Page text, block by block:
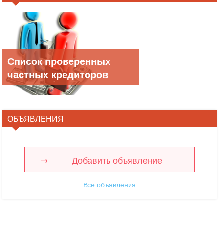
Список проверенных
частных кредиторов
ОБЪЯВЛЕНИЯ
Добавить объявление
Все объявления